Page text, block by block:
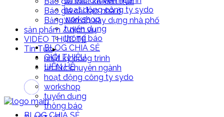
hoạt động công ty sydo
workshop
tuyển dụng
thông báo
BLOG CHIA SẺ
GIỚI THIỆU
LIÊN HỆ
Báo giá cải tạo nhà ở
Bảng tiến độ xây dựng nhà phố
sản phẩm / dịch vụ
VIDEO THỰC TẾ
Tin Tức
nhật ký công trình
tin tức chuyên ngành
hoạt động công ty sydo
workshop
tuyển dụng
thông báo